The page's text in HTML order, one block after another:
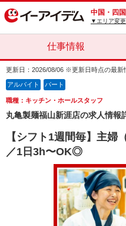
中国・四国
▼エリア変更
仕事情報
更新日：2026/08/06 ※更新日時点の最新
アルバイト パート
職種：キッチン・ホールスタッフ
丸亀製麺福山新涯店の求人情報
【シフト1週間毎】主婦
／1日3h〜OK◎